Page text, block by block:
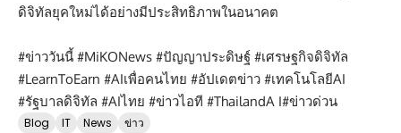
ดิจิทัลยุคใหม่ได้อย่างมีประสิทธิภาพในอนาคต
#ข่าววันนี้ #MiKONews #ปัญญาประดิษฐ์ #เศรษฐกิจดิจิทัล
#LearnToEarn #AIเพื่อคนไทย #อัปเดตข่าว #เทคโนโลยีAI
#รัฐบาลดิจิทัล #AIไทย #ข่าวไอที #ThailandA I#ข่าวด่วน
Blog IT News ข่าว